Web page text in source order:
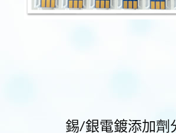
錫/銀電鍍添加劑